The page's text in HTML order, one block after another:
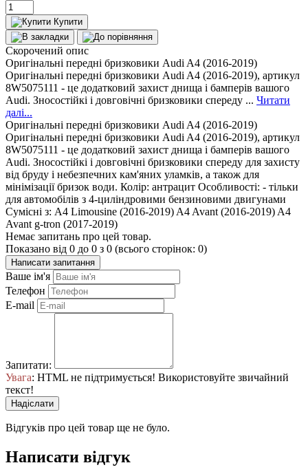
Купити
Скорочений опис
Оригінальні передні бризковики Audi A4 (2016-2019)
Оригінальні передні бризковики Audi A4 (2016-2019), артикул
8W5075111 - це додатковий захист днища і бамперів вашого
Audi. Зносостійкі і довговічні бризковики спереду ... Читати
далі...
Оригінальні передні бризковики Audi A4 (2016-2019)
Оригінальні передні бризковики Audi A4 (2016-2019), артикул
8W5075111 - це додатковий захист днища і бамперів вашого
Audi. Зносостійкі і довговічні бризковики спереду для захисту
від бруду і небезпечних кам'яних уламків, а також для
мінімізації бризок води. Колір: антрацит Особливості: - тільки
для автомобілів з 4-циліндровими бензиновими двигунами
Сумісні з: A4 Limousine (2016-2019) A4 Avant (2016-2019) A4
Avant g-tron (2017-2019)
Немає запитань про цей товар.
Показано від 0 до 0 з 0 (всього сторінок: 0)
Написати запитання
Ваше ім'я
Телефон
E-mail
Запитати:
Увага: HTML не підтримується! Використовуйте звичайний
текст!
Надіслати
Відгуків про цей товар ще не було.
Написати відгук